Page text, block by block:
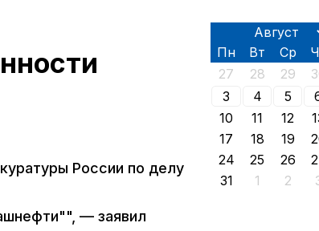
России по делу
— заявил
Пн Вт Ср
27
28 29
3
4 5
10
11 12
17
18 19
24
25 26
31
1 2